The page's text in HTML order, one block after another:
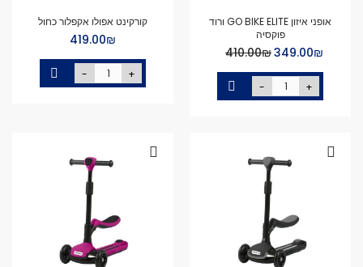
אופני איזון GO BIKE ELITE ורוד
פוקסיה
Special
₪‏349.00
₪‏410.00
- +
קורקינט אפולו אקפלור כחול
₪‏419.00
- +